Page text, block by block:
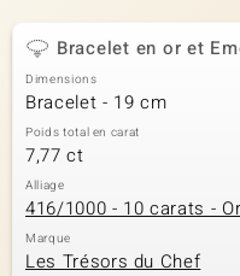
Bracelet en or et
Dimensions
Bracelet - 19 cm
Poids total en carat
7,77 ct
Alliage
416/1000 - 10 carats - Or
Marque
Les Trésors du Chef